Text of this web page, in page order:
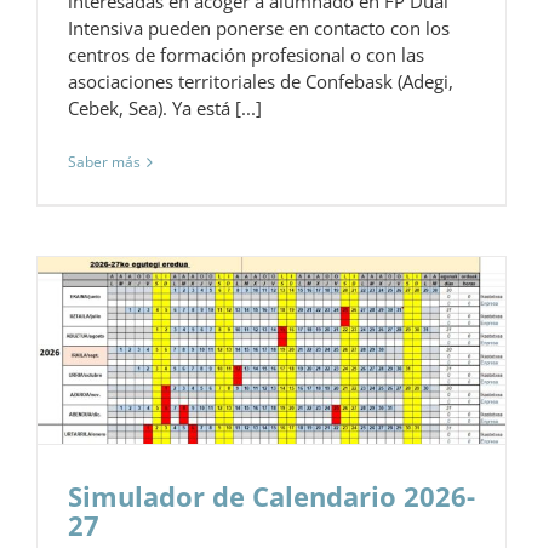
Intensiva pueden ponerse en contacto con los
centros de formación profesional o con las
asociaciones territoriales de Confebask (Adegi,
Cebek, Sea). Ya está [...]
Saber más
Simulador de Calendario 2026-
27